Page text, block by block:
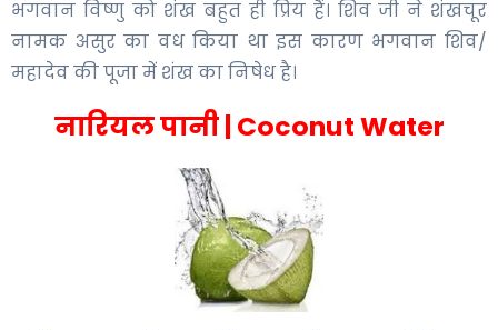
भगवान विष्णु को शंख बहुत ही प्रिय हैं। शिव जी ने शंखचूर
नामक असुर का वध किया था इस कारण भगवान शिव/
महादेव की पूजा में शंख का निषेध है।
नारियल पानी | Coconut Water